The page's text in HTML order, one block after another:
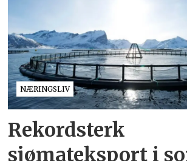
NÆRINGSLIV
Rekordsterk
sjømateksport i